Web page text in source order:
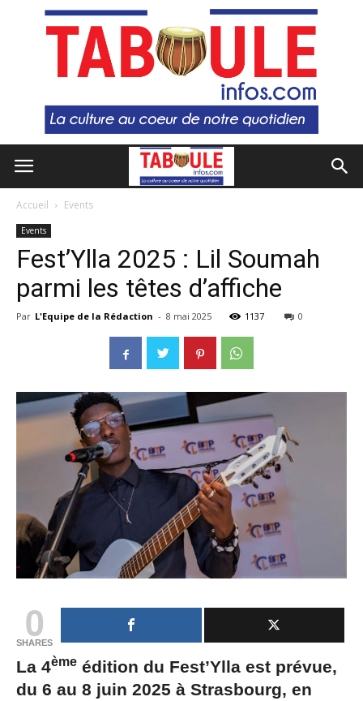
Accueil Events
Events
Fest’Ylla 2025 : Lil Soumah
parmi les têtes d’affiche
Par L'Equipe de la Rédaction - 8 mai 2025 1137 0
0
SHARES
La 4ème édition du Fest’Ylla est prévue,
du 6 au 8 juin 2025 à Strasbourg, en